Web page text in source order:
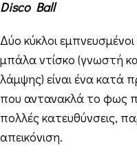
Disco Ball
Δύο κύκλοι
μπάλα ντίσκο (γνωστή
λάμψης) είναι ένα κατά
που αντανακλά το φως
πολλές κατευθύνσεις,
απεικόνιση.